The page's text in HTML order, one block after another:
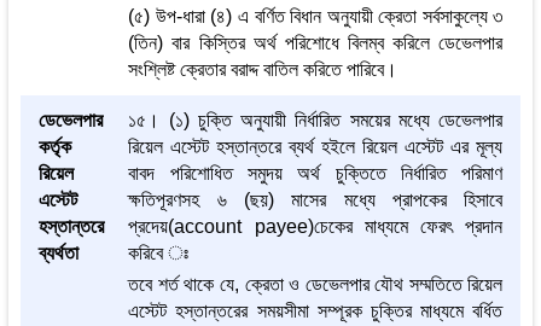
(৫) উপ-ধারা (৪) এ বর্ণিত বিধান অনুযায়ী ক্রেতা সর্বসাকুল্যে ৩
(তিন) বার কিস্তির অর্থ পরিশোধে বিলম্ব করিলে ডেভেলপার
সংশ্লিষ্ট ক্রেতার বরাদ্দ বাতিল করিতে পারিবে।
ডেভেলপার
কর্তৃক
রিয়েল
এস্টেট
হস্তান্তরে
ব্যর্থতা
১৫। (১) চুক্তি অনুযায়ী নির্ধারিত সময়ের মধ্যে ডেভেলপার
রিয়েল এস্টেট হস্তান্তরে ব্যর্থ হইলে রিয়েল এস্টেট এর মূল্য
বাবদ পরিশোধিত সমুদয় অর্থ চুক্তিতে নির্ধারিত পরিমাণ
ক্ষতিপূরণসহ ৬ (ছয়) মাসের মধ্যে প্রাপকের হিসাবে
প্রদেয়(account payee)চেকের মাধ্যমে ফেরৎ প্রদান
করিবে ঃ
তবে শর্ত থাকে যে, ক্রেতা ও ডেভেলপার যৌথ সম্মতিতে রিয়েল
এস্টেট হস্তান্তরের সময়সীমা সম্পূরক চুক্তির মাধ্যমে বর্ধিত